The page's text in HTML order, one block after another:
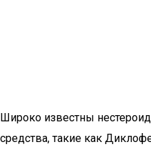
Широко известны
средства, такие как